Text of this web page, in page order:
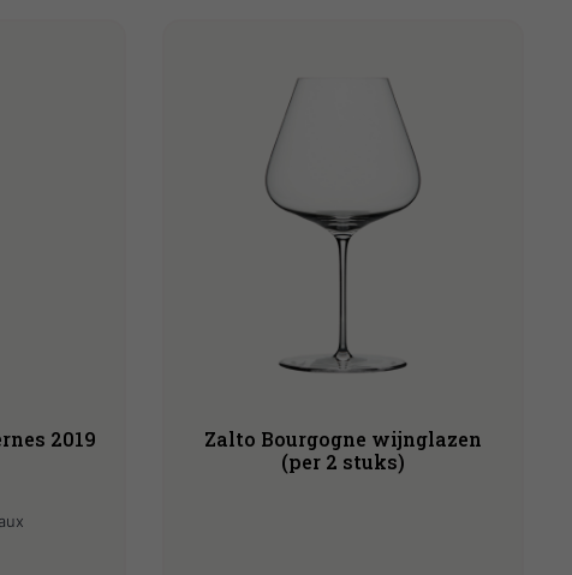
2019
Zalto Bourgogne wijnglazen
(per 2 stuks)